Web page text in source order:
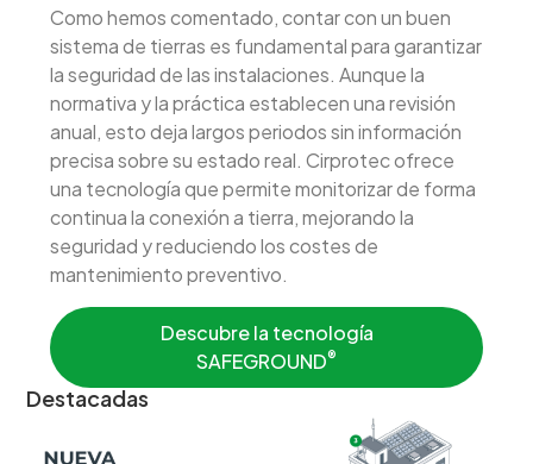
Como hemos comentado, contar con un buen
sistema de tierras es fundamental para garantizar
la seguridad de las instalaciones. Aunque la
normativa y la práctica establecen una revisión
anual, esto deja largos periodos sin información
precisa sobre su estado real. Cirprotec ofrece
una tecnología que permite monitorizar de forma
continua la conexión a tierra, mejorando la
seguridad y reduciendo los costes de
mantenimiento preventivo.
Descubre la tecnología
SAFEGROUND®
Destacadas